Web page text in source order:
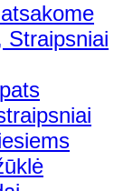
Straipsniai